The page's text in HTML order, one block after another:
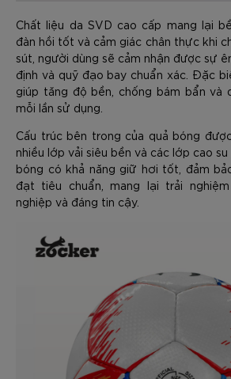
Chất liệu da SVD cao cấp mang lại
đàn hồi tốt và cảm giác chân thực khi
sút, người dùng sẽ cảm nhận được sự
định và quỹ đạo bay chuẩn xác. Đặc
giúp tăng độ bền, chống bám bẩn và
mỗi lần sử dụng.
Cấu trúc bên trong của quả bóng
nhiều lớp vải siêu bền và các lớp cao su
bóng có khả năng giữ hơi tốt, đảm
đạt tiêu chuẩn, mang lại trải
nghiệp và đáng tin cậy.